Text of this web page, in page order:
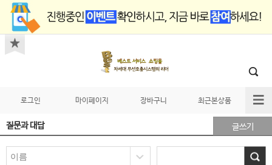
로그인 마이페이지 장바구니 최근본상품
질문과 대답 글쓰기